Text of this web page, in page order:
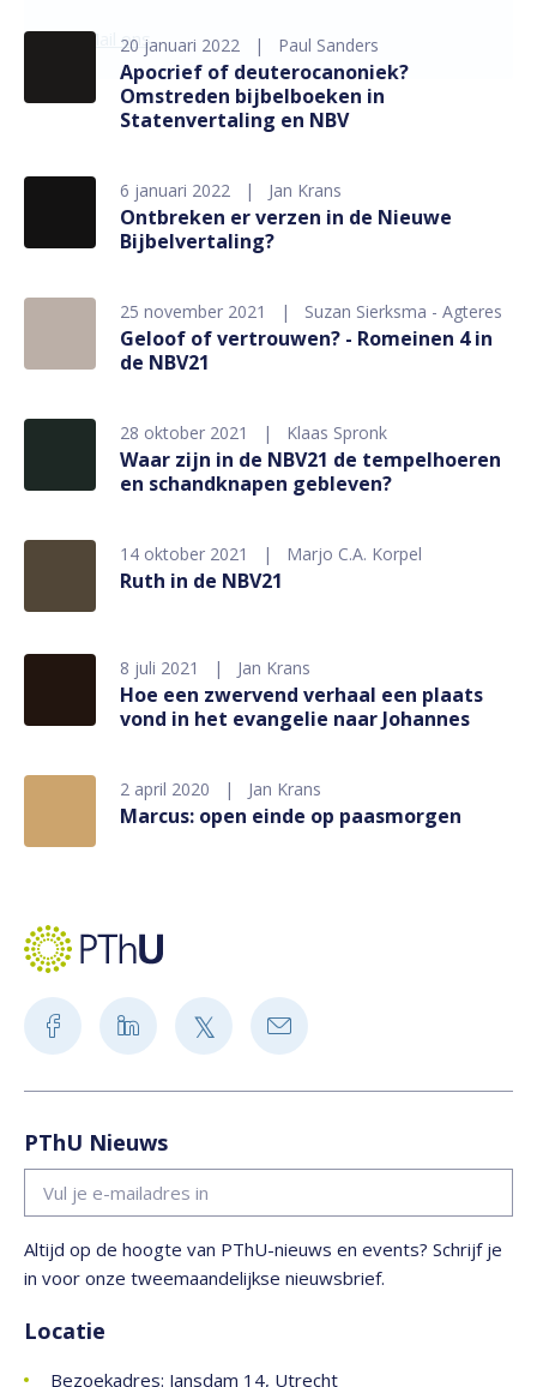
Mail ons20 januari 2022 Paul Sanders
Apocrief of deuterocanoniek?
Omstreden bijbelboeken in
Statenvertaling en NBV
6 januari 2022 Jan Krans
Ontbreken er verzen in de Nieuwe
Bijbelvertaling?
25 november 2021 Suzan Sierksma - Agteres
Geloof of vertrouwen? - Romeinen 4 in
de NBV21
28 oktober 2021 Klaas Spronk
Waar zijn in de NBV21 de tempelhoeren
en schandknapen gebleven?
14 oktober 2021 Marjo C.A. Korpel
Ruth in de NBV21
8 juli 2021 Jan Krans
Hoe een zwervend verhaal een plaats
vond in het evangelie naar Johannes
2 april 2020 Jan Krans
Marcus: open einde op paasmorgen
PThU Nieuws
Altijd op de hoogte van PThU-nieuws en events? Schrijf je
in voor onze tweemaandelijkse nieuwsbrief.
Locatie
Bezoekadres: Jansdam 14, Utrecht